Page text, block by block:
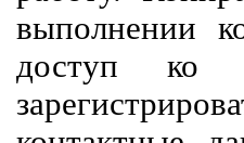
выполнении
доступ ко